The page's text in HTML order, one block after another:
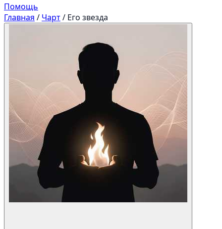
Помощь
Главная / Чарт/ Его звезда